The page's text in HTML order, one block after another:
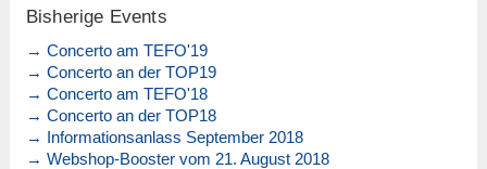
Bisherige Events
→ Concerto am TEFO'19
→ Concerto an der TOP19
→ Concerto am TEFO'18
→ Concerto an der TOP18
→ Informationsanlass September 2018
→ Webshop-Booster vom 21. August 2018